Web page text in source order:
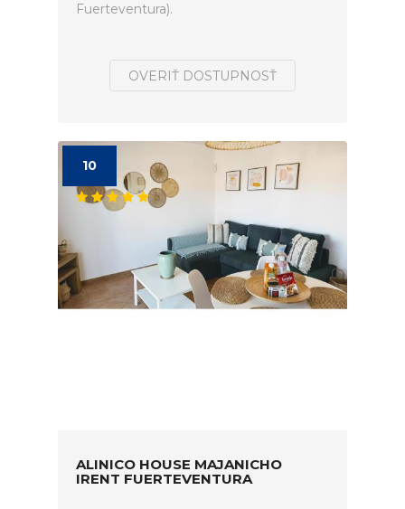
Fuerteventura).
OVERIŤ DOSTUPNOSŤ
10
ALINICO HOUSE MAJANICHO
IRENT FUERTEVENTURA